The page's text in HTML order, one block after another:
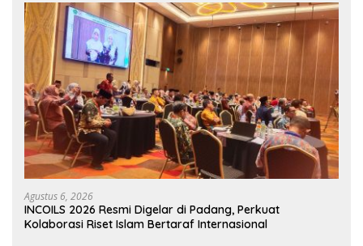
Agustus 6, 2026
INCOILS 2026 Resmi Digelar di Padang, Perkuat
Kolaborasi Riset Islam Bertaraf Internasional